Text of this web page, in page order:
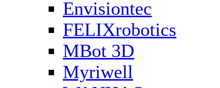
Envisiontec
FELIXrobotics
MBot 3D
Myriwell